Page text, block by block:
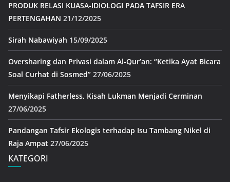
PRODUK RELASI KUASA-IDIOLOGI PADA TAFSIR ERA
PERTENGAHAN 21/12/2025
Sirah Nabawiyah 15/09/2025
Oversharing dan Privasi dalam Al-Qur’an: “Ketika Ayat Bicara
Soal Curhat di Sosmed” 27/06/2025
Menyikapi Fatherless, Kisah Lukman Menjadi Cerminan
27/06/2025
Pandangan Tafsir Ekologis terhadap Isu Tambang Nikel di
Raja Ampat 27/06/2025
KATEGORI